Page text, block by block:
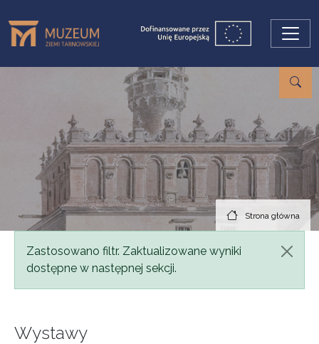
Strona główna
Komunikat
Zastosowano filtr. Zaktualizowane wyniki
dostępne w następnej sekcji.
Wystawy